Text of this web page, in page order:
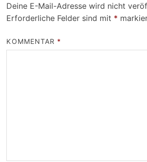
Deine E-Mail-Adresse wird nicht
Erforderliche Felder sind mit *
KOMMENTAR *